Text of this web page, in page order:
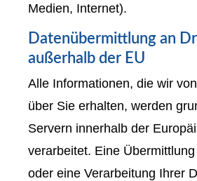
Medien, Internet).
Datenübermittlung an
außerhalb der EU
Alle Informationen, die wir
über Sie erhalten, werden
Servern innerhalb der
verarbeitet. Eine
oder eine Verarbeitung Ihrer